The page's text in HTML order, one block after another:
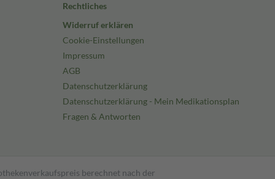
Rechtliches
Widerruf erklären
Cookie-Einstellungen
Impressum
AGB
Datenschutzerklärung
Datenschutzerklärung - Mein Medikationsplan
Fragen & Antworten
berechnet nach der